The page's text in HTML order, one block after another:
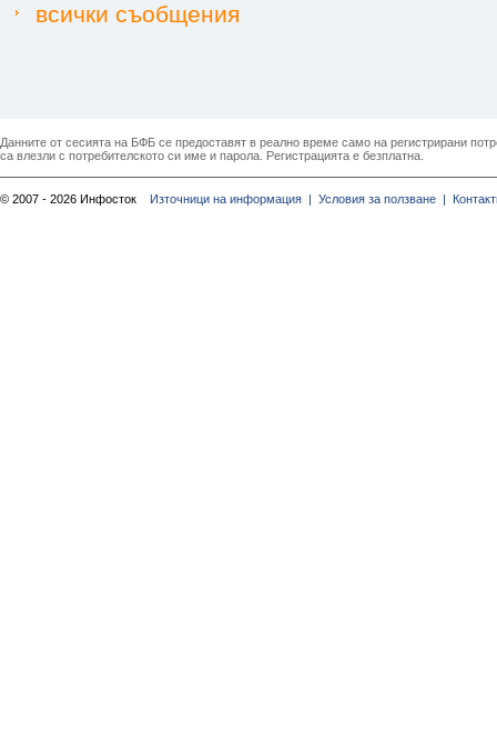
всички съобщения
Данните от сесията на БФБ се предоставят в реално време само на регистрирани
са влезли с потребителското си име и парола. Регистрацията е безплатна.
© 2007 - 2026 Инфосток Източници на информация | Условия за ползване |